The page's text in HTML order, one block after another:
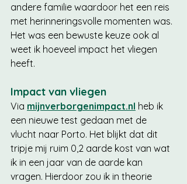
andere familie waardoor het een reis
met herinneringsvolle momenten was.
Het was een bewuste keuze ook al
weet ik hoeveel impact het vliegen
heeft.
Impact van vliegen
Via mijnverborgenimpact.nl heb ik
een nieuwe test gedaan met de
vlucht naar Porto. Het blijkt dat dit
tripje mij ruim 0,2 aarde kost van wat
ik in een jaar van de aarde kan
vragen. Hierdoor zou ik in theorie